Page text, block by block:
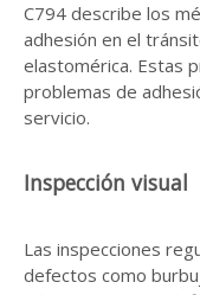
C794 describe los
adhesión en el
elastomérica. Estas
problemas de
servicio.
Inspección visual
Las inspecciones
defectos como